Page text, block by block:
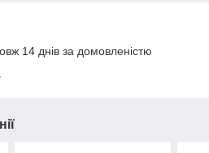
14 днів за домовленістю